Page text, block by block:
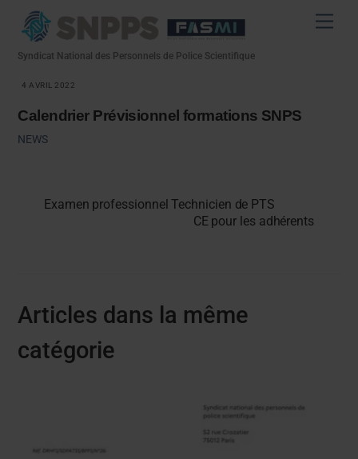
Syndicat National des Personnels de Police Scientifique
4 AVRIL 2022
Calendrier Prévisionnel formations SNPS
NEWS
Examen professionnel Technicien de PTS
CE pour les adhérents
Articles dans la même
catégorie